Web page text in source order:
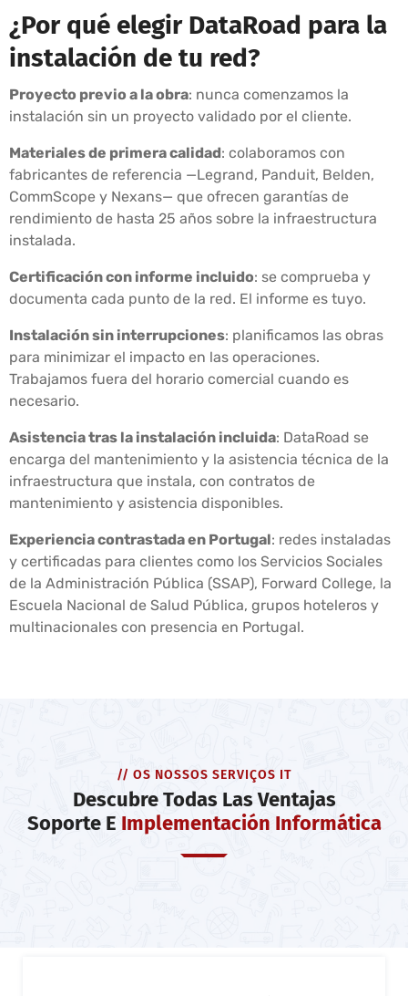
¿Por qué elegir DataRoad para la
instalación de tu red?
Proyecto previo a la obra: nunca comenzamos la
instalación sin un proyecto validado por el cliente.
Materiales de primera calidad: colaboramos con
fabricantes de referencia —Legrand, Panduit, Belden,
CommScope y Nexans— que ofrecen garantías de
rendimiento de hasta 25 años sobre la infraestructura
instalada.
Certificación con informe incluido: se comprueba y
documenta cada punto de la red. El informe es tuyo.
Instalación sin interrupciones: planificamos las obras
para minimizar el impacto en las operaciones.
Trabajamos fuera del horario comercial cuando es
necesario.
Asistencia tras la instalación incluida: DataRoad se
encarga del mantenimiento y la asistencia técnica de la
infraestructura que instala, con contratos de
mantenimiento y asistencia disponibles.
Experiencia contrastada en Portugal: redes instaladas
y certificadas para clientes como los Servicios Sociales
de la Administración Pública (SSAP), Forward College, la
Escuela Nacional de Salud Pública, grupos hoteleros y
multinacionales con presencia en Portugal.
// OS NOSSOS SERVIÇOS IT
Descubre Todas Las Ventajas
Soporte E Implementación Informática